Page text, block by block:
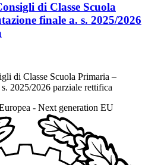
di Classe Scuola
finale a. s. 2025/2026
di Classe Scuola Primaria –
2025/2026 parziale rettifica